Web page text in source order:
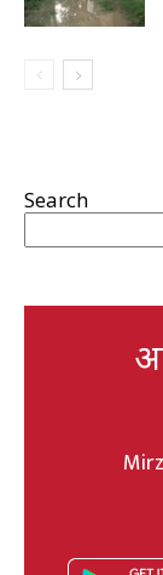
Search